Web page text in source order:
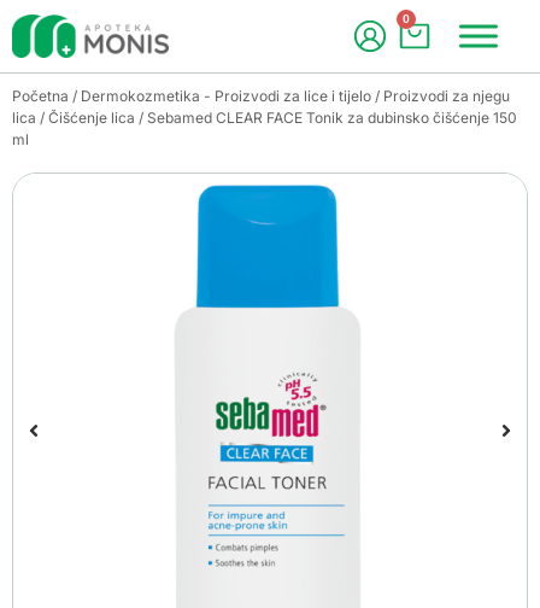
0
Početna / Dermokozmetika - Proizvodi za lice i tijelo / Proizvodi za njegu
lica / Čišćenje lica / Sebamed CLEAR FACE Tonik za dubinsko čišćenje 150
ml